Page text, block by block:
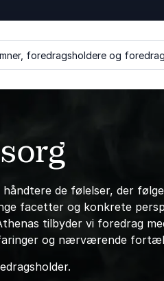
foredragsholdere og foredrag
de følelser, der
facetter og konkrete
tilbyder vi foredrag
og nærværende